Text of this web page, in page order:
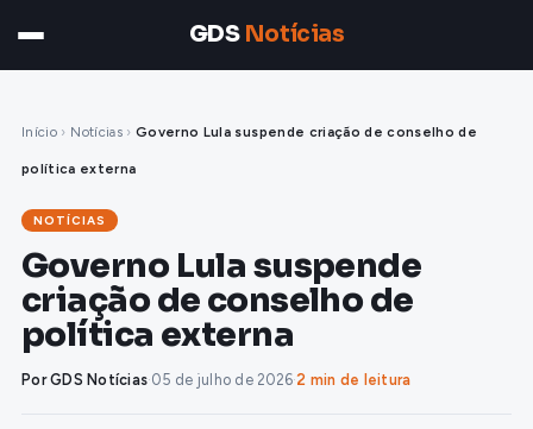
GDS Notícias
Início › Notícias › Governo Lula suspende criação de conselho de
política externa
NOTÍCIAS
Governo Lula suspende
criação de conselho de
política externa
Por GDS Notícias·05 de julho de 2026·2 min de leitura